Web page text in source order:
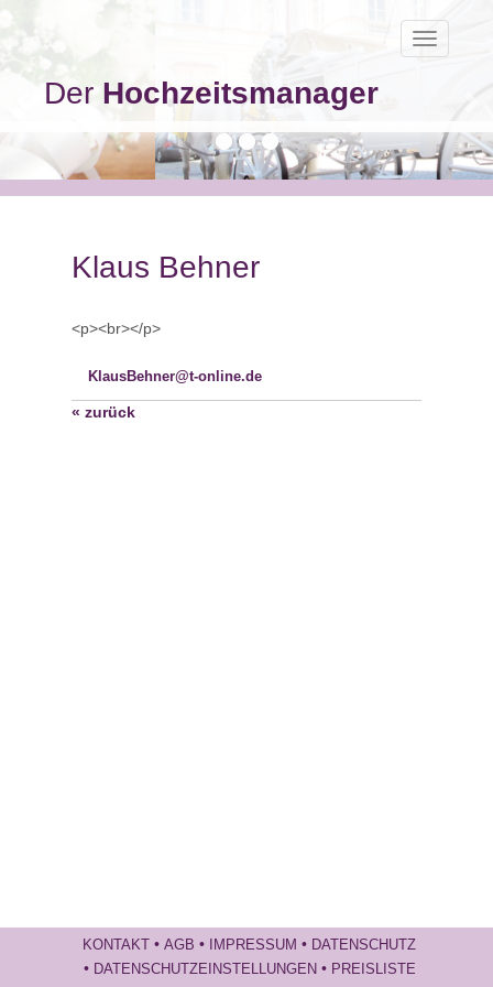
Toggle
Der Hochzeitsmanager
Klaus Behner
<p><br></p>
KlausBehner@t-online.de
« zurück
KONTAKT • AGB • IMPRESSUM • DATENSCHUTZ
• DATENSCHUTZEINSTELLUNGEN • PREISLISTE